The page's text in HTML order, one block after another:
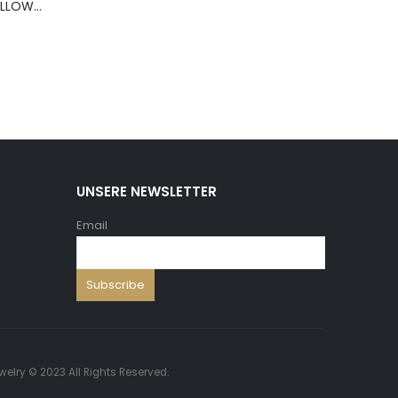
BERNS ARMBAND PILLOW+HOLD.8*8 ,5 WH.PU
UNSERE NEWSLETTER
Email
© 2023 All Rights Reserved.